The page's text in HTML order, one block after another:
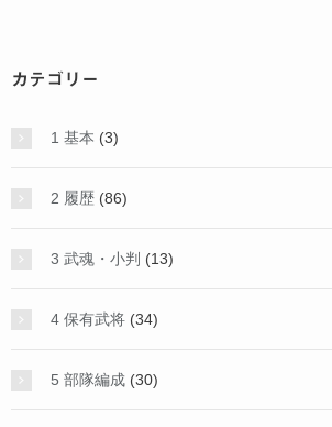
カテゴリー
1 基本 (3)
2 履歴 (86)
3 武魂・小判 (13)
4 保有武将 (34)
5 部隊編成 (30)